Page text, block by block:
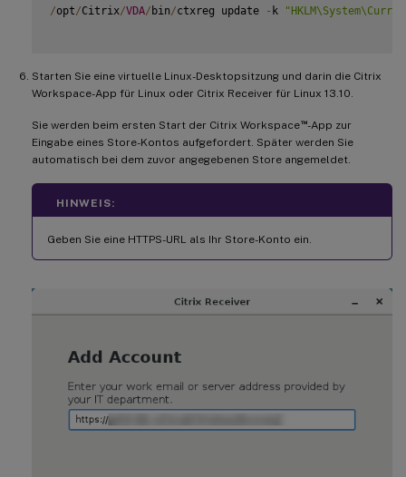
/opt/Citrix/VDA/ bin/ctxreg update - k
Starten Sie eine virtuelle Linux-Desktopsitzung und darin die Citrix
Workspace-App für Linux oder Citrix Receiver für Linux 13.10.
Sie werden beim ersten Start der Citrix Workspace™-App zur
Eingabe eines Store-Kontos aufgefordert. Später werden Sie
automatisch bei dem zuvor angegebenen Store angemeldet.
HINWEIS:
Geben Sie eine HTTPS-URL als Ihr Store-Konto ein.